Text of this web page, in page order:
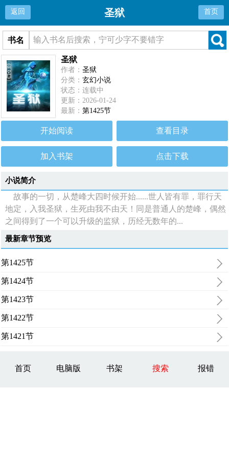
返回 圣狱 首页
书名
圣狱
作者：圣狱
分类：玄幻小说
状态：连载中
更新：2026-01-24
最新：第1425节
开始阅读 查看目录
加入书架 点击下载
小说简介
故事的一切，从楚峰大四时候开始......世人皆有罪，罪行天
地定，入我圣狱，生死由我不由天！同是普通人的楚峰，偶然
之间得到了一个可以升级的监狱，历经无数年的...
最新章节预览
第1425节
第1424节
第1423节
第1422节
第1421节
首页 电脑版 书架 搜索 报错